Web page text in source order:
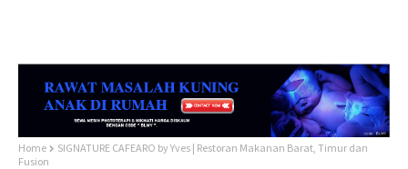
Home
SIGNATURE CAFEARO by Yves | Restoran Makanan Barat, Timur dan
Fusion